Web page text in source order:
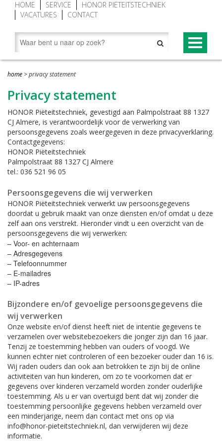
HOME SERVICE
HONOR PIËTEITSTECHNIEK
VACATURES
CONTACT
PRODUCTEN
Grafgroenraam
Grafbekisting aluminium
Looproosters (grafomranding)
Grafafdekkingen
Grondopslagcontainer
Baren en overledenentransport
Vervoermiddelen
Lessenaars
Koeling
Tekst- en nummerborden
Urn toebehoren
Vazen en toebehoren
Rouwkransen standaard
Informatievitrine
Alle accessoires en toebehoren
NOVUM®-XV premium begraaftoestel
Baarwagen NOVUM®
Lessenaar (spreekgestoelte) NOVUM®
Novum grafafdekking in kleur geanodiseerd
home >privacy statement
Privacy statement
HONOR Piëteitstechniek, gevestigd aan Palmpolstraat 88 1327
CJ Almere, is verantwoordelijk voor de verwerking van
persoonsgegevens zoals weergegeven in deze privacyverklaring.
Contactgegevens:
HONOR Piëteitstechniek
Palmpolstraat 88 1327 CJ Almere
tel.: 036 521 96 05
Persoonsgegevens die wij verwerken
HONOR Piëteitstechniek verwerkt uw persoonsgegevens
doordat u gebruik maakt van onze diensten en/of omdat u deze
zelf aan ons verstrekt. Hieronder vindt u een overzicht van de
persoonsgegevens die wij verwerken:
– Voor- en achternaam
– Adresgegevens
– Telefoonnummer
– E-mailadres
– IP-adres
Bijzondere en/of gevoelige persoonsgegevens die
wij verwerken
Onze website en/of dienst heeft niet de intentie gegevens te
verzamelen over websitebezoekers die jonger zijn dan 16 jaar.
Tenzij ze toestemming hebben van ouders of voogd. We
kunnen echter niet controleren of een bezoeker ouder dan 16 is.
Wij raden ouders dan ook aan betrokken te zijn bij de online
activiteiten van hun kinderen, om zo te voorkomen dat er
gegevens over kinderen verzameld worden zonder ouderlijke
toestemming. Als u er van overtuigd bent dat wij zonder die
toestemming persoonlijke gegevens hebben verzameld over
een minderjarige, neem dan contact met ons op via
info@honor-pieteitstechniek.nl, dan verwijderen wij deze
informatie.